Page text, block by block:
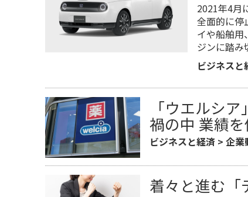
2021年4月
全面的に停
イや船舶用
ジンに踏み
ビジネスと
「ウエルシ
禍の中 業績
ビジネスと経済 >企業
着々と進む「